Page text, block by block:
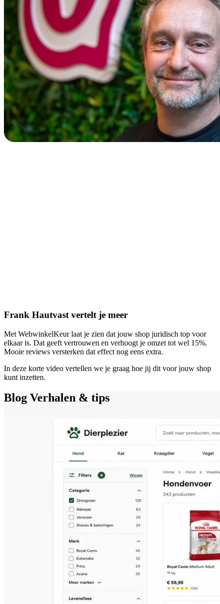
Frank Hautvast vertelt je meer
Met WebwinkelKeur laat je zien dat jouw shop juridisch top voor
elkaar is. Dat geeft vertrouwen en verhoogt je omzet tot wel 15%.
Mooie reviews versterken dat effect nog eens extra.
In deze korte video vertellen we je graag hoe jij dit voor jouw shop
kunt inzetten.
Blog Verhalen & tips